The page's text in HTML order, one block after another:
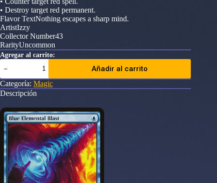
• Destroy target red permanent.
Flavor TextNothing escapes a sharp mind.
ArtistIzzy
Collector Number43
RarityUncommon
Agregar al carrito:
Blue
Elemental
Blast
Masters
25
cantidad
Añadir al carrito
Categoría: Magic
Descripción